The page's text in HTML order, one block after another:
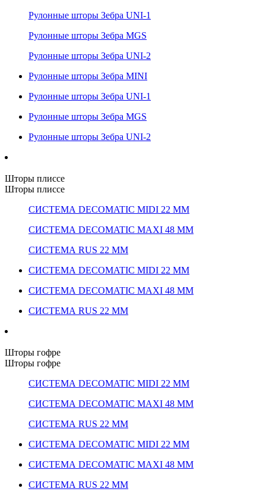
Рулонные шторы Зебра UNI-1
Рулонные шторы Зебра MGS
Рулонные шторы Зебра UNI-2
Рулонные шторы Зебра MINI
Рулонные шторы Зебра UNI-1
Рулонные шторы Зебра MGS
Рулонные шторы Зебра UNI-2
Шторы плиссе
Шторы плиссе
СИСТЕМА DECOMATIC MIDI 22 ММ
СИСТЕМА DECOMATIC MAXI 48 ММ
СИСТЕМА RUS 22 ММ
СИСТЕМА DECOMATIC MIDI 22 ММ
СИСТЕМА DECOMATIC MAXI 48 ММ
СИСТЕМА RUS 22 ММ
Шторы гофре
Шторы гофре
СИСТЕМА DECOMATIC MIDI 22 ММ
СИСТЕМА DECOMATIC MAXI 48 ММ
СИСТЕМА RUS 22 ММ
СИСТЕМА DECOMATIC MIDI 22 ММ
СИСТЕМА DECOMATIC MAXI 48 ММ
СИСТЕМА RUS 22 ММ